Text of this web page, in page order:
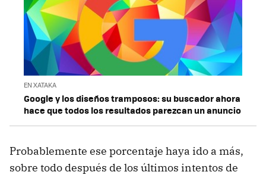
EN XATAKA
Google y los diseños tramposos: su buscador ahora
hace que todos los resultados parezcan un anuncio
Probablemente ese porcentaje haya ido a más,
sobre todo después de los últimos intentos de